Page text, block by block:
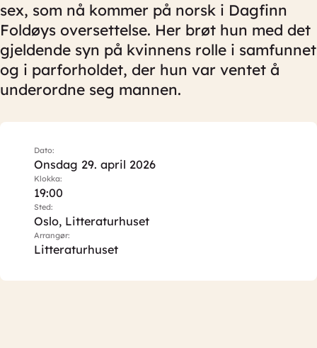
sex, som nå kommer på norsk i Dagfinn
Foldøys oversettelse. Her brøt hun med det
gjeldende syn på kvinnens rolle i samfunnet
og i parforholdet, der hun var ventet å
underordne seg mannen.
Dato:
Onsdag 29. april 2026
Klokka:
19:00
Sted:
Oslo, Litteraturhuset
Arrangør:
Litteraturhuset